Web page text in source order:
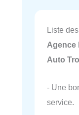
Liste
Agence
Auto
- Une
service.